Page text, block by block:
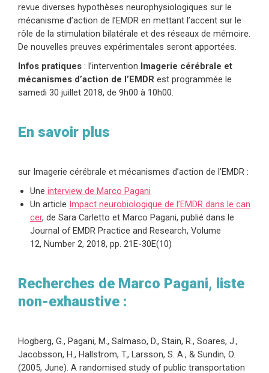
revue diverses hypothèses neurophysiologiques sur le
mécanisme d’action de l’EMDR en mettant l’accent sur le
rôle de la stimulation bilatérale et des réseaux de mémoire.
De nouvelles preuves expérimentales seront apportées.
Infos pratiques : l’intervention Imagerie cérébrale et
mécanismes d’action de l’EMDR est programmée le
samedi 30 juillet 2018, de 9h00 à 10h00.
En savoir plus
sur Imagerie cérébrale et mécanismes d’action de l’EMDR :
Une interview de Marco Pagani
Un article Impact neurobiologique de l’EMDR dans le can
cer, de Sara Carletto et Marco Pagani, publié dans le
Journal of EMDR Practice and Research, Volume
12, Number 2, 2018, pp. 21E-30E(10)
Recherches de Marco Pagani, liste
non-exhaustive :
Hogberg, G., Pagani, M., Salmaso, D., Stain, R., Soares, J.,
Jacobsson, H., Hallstrom, T., Larsson, S. A., & Sundin, O.
(2005, June). A randomised study of public transportation